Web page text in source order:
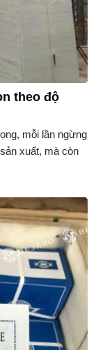
theo độ
mỗi lần ngừng
xuất, mà còn